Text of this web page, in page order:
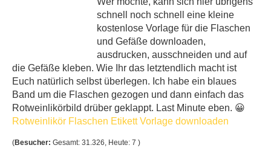
schnell noch schnell eine kleine
kostenlose Vorlage für die Flaschen
und Gefäße downloaden,
ausdrucken, ausschneiden und auf
die Gefäße kleben. Wie Ihr das letztendlich macht ist
Euch natürlich selbst überlegen. Ich habe ein blaues
Band um die Flaschen gezogen und dann einfach das
Rotweinlikörbild drüber geklappt. Last Minute eben. 😀
Rotweinlikör Flaschen Etikett Vorlage downloaden
(Besucher: Gesamt: 31.326, Heute: 7 )